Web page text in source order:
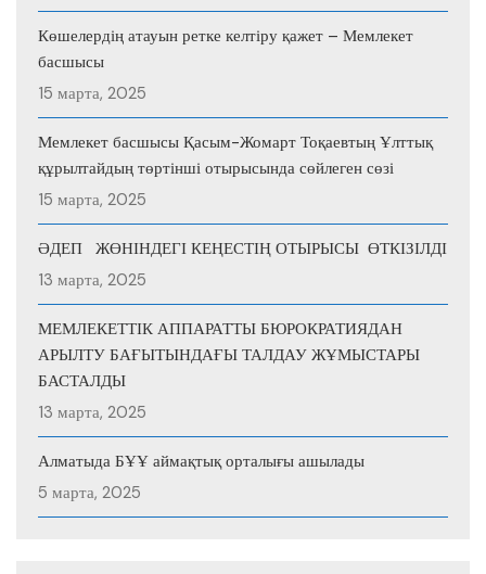
Көшелердің атауын ретке келтіру қажет – Мемлекет
басшысы
15 марта, 2025
Мемлекет басшысы Қасым-Жомарт Тоқаевтың Ұлттық
құрылтайдың төртінші отырысында сөйлеген сөзі
15 марта, 2025
ӘДЕП ЖӨНІНДЕГІ КЕҢЕСТІҢ ОТЫРЫСЫ ӨТКІЗІЛДІ
13 марта, 2025
МЕМЛЕКЕТТІК АППАРАТТЫ БЮРОКРАТИЯДАН
АРЫЛТУ БАҒЫТЫНДАҒЫ ТАЛДАУ ЖҰМЫСТАРЫ
БАСТАЛДЫ
13 марта, 2025
Алматыда БҰҰ аймақтық орталығы ашылады
5 марта, 2025